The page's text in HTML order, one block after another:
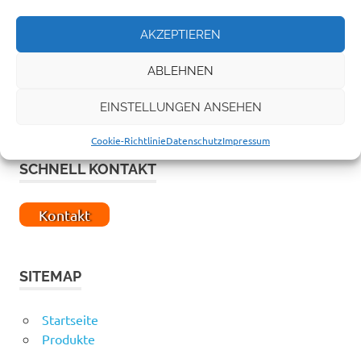
AKZEPTIEREN
ABLEHNEN
EINSTELLUNGEN ANSEHEN
Cookie-RichtlinieDatenschutzImpressum
SCHNELL KONTAKT
Kontakt
SITEMAP
Startseite
Produkte